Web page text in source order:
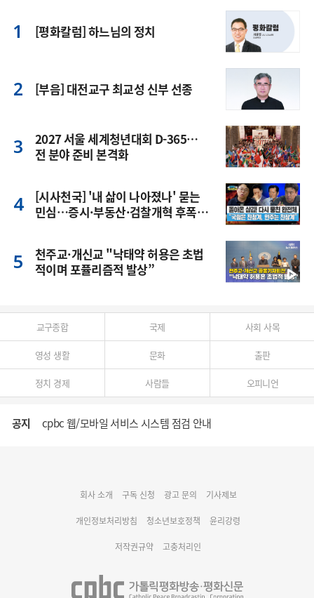
[평화칼럼] 하느님의 정치
[부음] 대전교구 최교성 신부 선종
2027 서울 세계청년대회 D-365…
전 분야 준비 본격화
[시사천국] '내 삶이 나아졌나' 묻는
민심…증시·부동산·검찰개혁 후폭
천주교·개신교 "낙태약 허용은 초법
적이며 포퓰리즘적 발상”
교구종합 국제 사회 사목
영성 생활 문화 출판
정치 경제 사람들 오피니언
공지 cpbc 웹/모바일 서비스 시스템 점검 안내
명동 미디어큐브 & 1898 미디어월 공모전 수상작 발표
회사 소개 구독 신청 광고 문의 기사제보
개인정보처리방침 청소년보호정책 윤리강령
저작권규약 고충처리인